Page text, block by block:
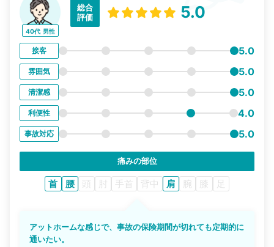
40代 男性
総合
評価
5.0
接客 5.0
雰囲気 5.0
清潔感 5.0
利便性 4.0
事故対応 5.0
痛みの部位
首 腰 頭 肘 手首 背中 肩 腕 膝 足
アットホームな感じで、事故の保険期間が切れても定期的に
通いたい。